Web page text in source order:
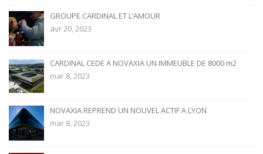
GROUPE CARDINAL ET L’AMOUR
avr 20, 2023
CARDINAL CEDE A NOVAXIA UN IMMEUBLE DE 8000 m2
mar 8, 2023
NOVAXIA REPREND UN NOUVEL ACTIF A LYON
mar 8, 2023